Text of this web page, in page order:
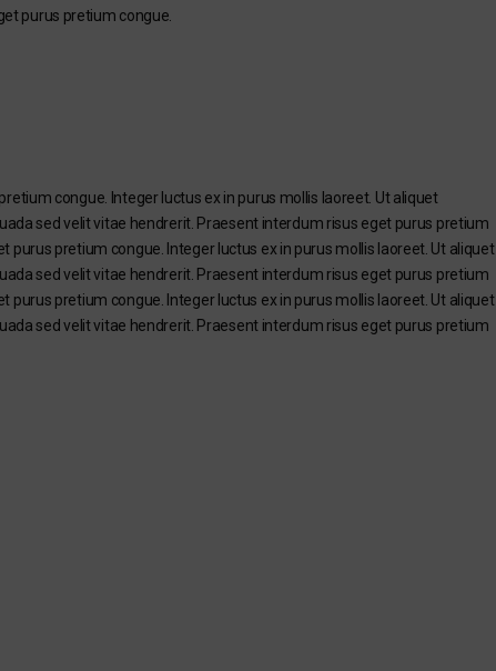
purus pretium congue.
congue. Integer luctus ex in purus mollis laoreet. Ut aliquet
sed velit vitae hendrerit. Praesent interdum risus eget purus pretium
purus pretium congue. Integer luctus ex in purus mollis laoreet. Ut aliquet
sed velit vitae hendrerit. Praesent interdum risus eget purus pretium
purus pretium congue. Integer luctus ex in purus mollis laoreet. Ut aliquet
sed velit vitae hendrerit. Praesent interdum risus eget purus pretium